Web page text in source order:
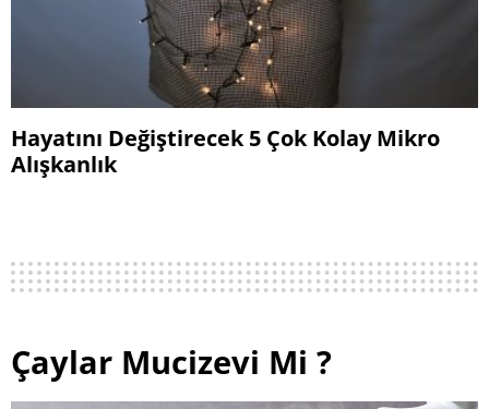
Hayatını Değiştirecek 5 Çok Kolay Mikro
Alışkanlık
Çaylar Mucizevi Mi ?